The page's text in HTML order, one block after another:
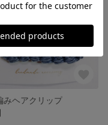
みヘアクリップ